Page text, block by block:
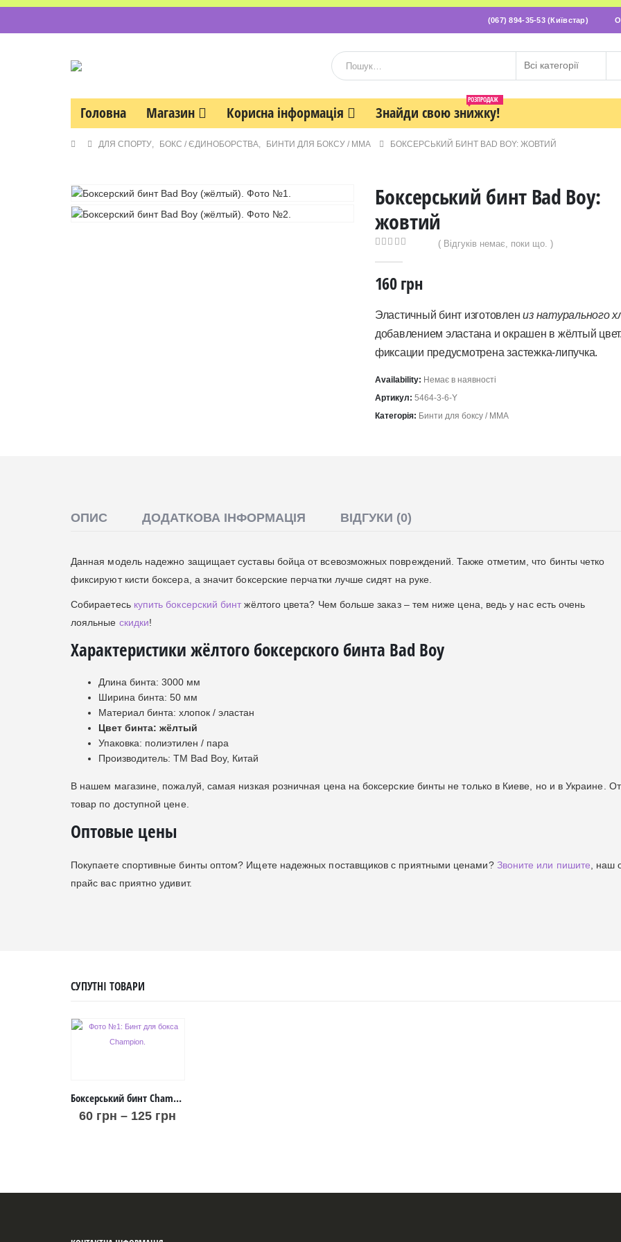
(067) 894-35-53 (Київстар)
Головна Магазин Корисна інформація Знайди свою знижку!
РОЗПРОДАЖ
ДЛЯ СПОРТУ, БОКС / ЄДИНОБОРСТВА, БИНТИ ДЛЯ БОКСУ / ММА БОКСЕРСЬКИЙ БИНТ BAD BOY: ЖОВТИЙ
Боксерський бинт Bad Boy:
жовтий
( Відгуків немає, поки що. )
160грн
Эластичный бинт изготовлениз натурального
добавлением эластана и окрашен в жёлтый
фиксации предусмотрена застежка-липучка.
Availability: Немає в наявності
Артикул: 5464-3-6-Y
Категорія: Бинти для боксу / ММА
ОПИС ДОДАТКОВА ІНФОРМАЦІЯ ВІДГУКИ (0)
Данная модель надежно защищает суставы бойца от всевозможных повреждений. Также отметим, что бинты четко
фиксируют кисти боксера, а значит боксерские перчатки лучше сидят на руке.
Собираетесь купить боксерский бинт жёлтого цвета? Чем больше заказ – тем ниже цена, ведь у нас есть очень
лояльные скидки!
Характеристики жёлтого боксерского бинта Bad Boy
Длина бинта: 3000 мм
Ширина бинта: 50 мм
Материал бинта: хлопок / эластан
Цвет бинта: жёлтый
Упаковка: полиэтилен / пара
Производитель: ТМ Bad Boy, Китай
В нашем магазине, пожалуй, самая низкая розничная цена на боксерские бинты не только в Киеве, но и в Украине.
товар по доступной цене.
Оптовые цены
Покупаете спортивные бинты оптом? Ищете надежных поставщиков с приятными ценами? Звоните или пишите, наш
прайс вас приятно удивит.
СУПУТНІ ТОВАРИ
Боксерський бинт Champion: білий
60 грн – 125 грн